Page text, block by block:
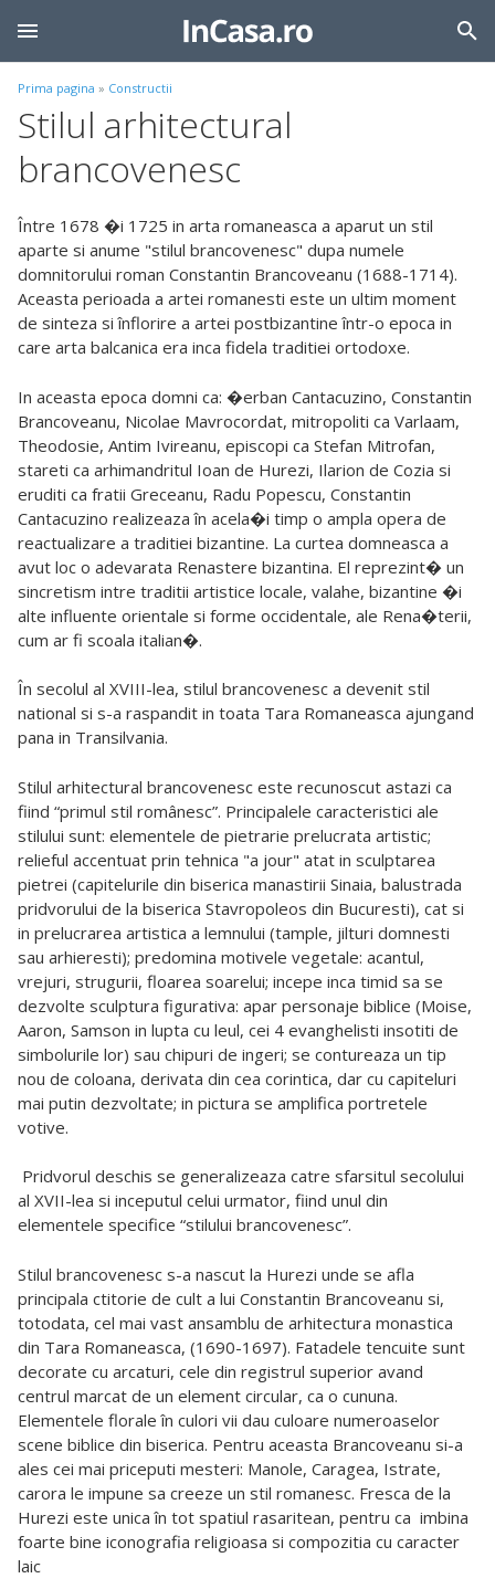
Prima pagina » Constructii
Stilul arhitectural
brancovenesc
Între 1678 �i 1725 in arta romaneasca a aparut un stil
aparte si anume "stilul brancovenesc" dupa numele
domnitorului roman Constantin Brancoveanu (1688-1714).
Aceasta perioada a artei romanesti este un ultim moment
de sinteza si înflorire a artei postbizantine într-o epoca in
care arta balcanica era inca fidela traditiei ortodoxe.
In aceasta epoca domni ca: �erban Cantacuzino, Constantin
Brancoveanu, Nicolae Mavrocordat, mitropoliti ca Varlaam,
Theodosie, Antim Ivireanu, episcopi ca Stefan Mitrofan,
stareti ca arhimandritul Ioan de Hurezi, Ilarion de Cozia si
eruditi ca fratii Greceanu, Radu Popescu, Constantin
Cantacuzino realizeaza în acela�i timp o ampla opera de
reactualizare a traditiei bizantine. La curtea domneasca a
avut loc o adevarata Renastere bizantina. El reprezint� un
sincretism intre traditii artistice locale, valahe, bizantine �i
alte influente orientale si forme occidentale, ale Rena�terii,
cum ar fi scoala italian�.
În secolul al XVIII-lea, stilul brancovenesc a devenit stil
national si s-a raspandit in toata Tara Romaneasca ajungand
pana in Transilvania.
Stilul arhitectural brancovenesc este recunoscut astazi ca
fiind “primul stil românesc”. Principalele caracteristici ale
stilului sunt: elementele de pietrarie prelucrata artistic;
relieful accentuat prin tehnica "a jour" atat in sculptarea
pietrei (capitelurile din biserica manastirii Sinaia, balustrada
pridvorului de la biserica Stavropoleos din Bucuresti), cat si
in prelucrarea artistica a lemnului (tample, jilturi domnesti
sau arhieresti); predomina motivele vegetale: acantul,
vrejuri, strugurii, floarea soarelui; incepe inca timid sa se
dezvolte sculptura figurativa: apar personaje biblice (Moise,
Aaron, Samson in lupta cu leul, cei 4 evanghelisti insotiti de
simbolurile lor) sau chipuri de ingeri; se contureaza un tip
nou de coloana, derivata din cea corintica, dar cu capiteluri
mai putin dezvoltate; in pictura se amplifica portretele
votive.
Pridvorul deschis se generalizeaza catre sfarsitul secolului
al XVII-lea si inceputul celui urmator, fiind unul din
elementele specifice “stilului brancovenesc”.
Stilul brancovenesc s-a nascut la Hurezi unde se afla
principala ctitorie de cult a lui Constantin Brancoveanu si,
totodata, cel mai vast ansamblu de arhitectura monastica
din Tara Romaneasca, (1690-1697). Fatadele tencuite sunt
decorate cu arcaturi, cele din registrul superior avand
centrul marcat de un element circular, ca o cununa.
Elementele florale în culori vii dau culoare numeroaselor
scene biblice din biserica. Pentru aceasta Brancoveanu si-a
ales cei mai priceputi mesteri: Manole, Caragea, Istrate,
carora le impune sa creeze un stil romanesc. Fresca de la
Hurezi este unica în tot spatiul rasaritean, pentru ca imbina
foarte bine iconografia religioasa si compozitia cu caracter
laic